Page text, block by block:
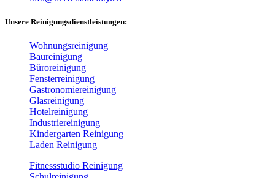
Unsere Reinigungsdienstleistungen:
Wohnungsreinigung
Baureinigung
Büroreinigung
Fensterreinigung
Gastronomiereinigung
Glasreinigung
Hotelreinigung
Industriereinigung
Kindergarten Reinigung
Laden Reinigung
Fitnessstudio Reinigung